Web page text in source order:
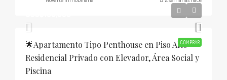
COMPRAR
🌟Apartamento Tipo Penthouse en Piso Alto
Residencial Privado con Elevador, Área Social y
Piscina